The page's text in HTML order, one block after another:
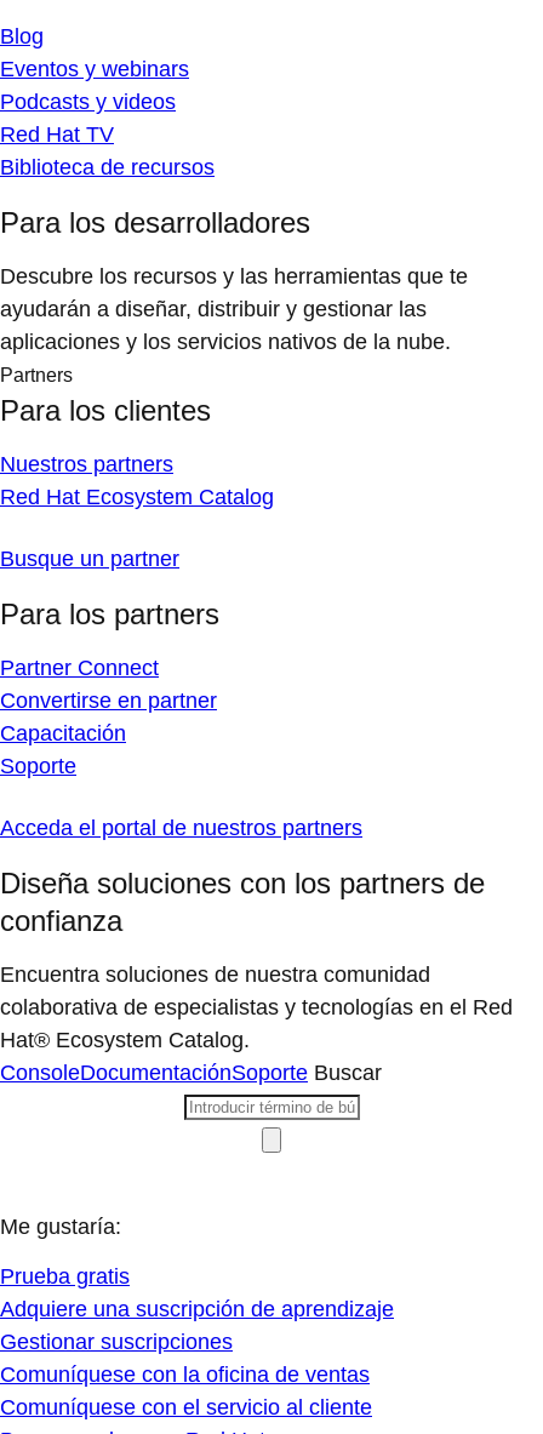
Blog
Eventos y webinars
Podcasts y videos
Red Hat TV
Biblioteca de recursos
Para los desarrolladores
Descubre los recursos y las herramientas que te
ayudarán a diseñar, distribuir y gestionar las
aplicaciones y los servicios nativos de la nube.
Partners
Para los clientes
Nuestros partners
Red Hat Ecosystem Catalog
Busque un partner
Para los partners
Partner Connect
Convertirse en partner
Capacitación
Soporte
Acceda el portal de nuestros partners
Diseña soluciones con los partners de
confianza
Encuentra soluciones de nuestra comunidad
colaborativa de especialistas y tecnologías en el Red
Hat® Ecosystem Catalog.
ConsoleDocumentaciónSoporte Buscar
Me gustaría:
Prueba gratis
Adquiere una suscripción de aprendizaje
Gestionar suscripciones
Comuníquese con la oficina de ventas
Comuníquese con el servicio al cliente